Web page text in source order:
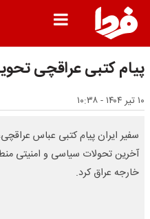
پیام کتبی عراقچی
۱۰ تیر ۱۴۰۴ - ۱۰:۳۸
سفیر ایران پیام کتبی عباس
آخرین تحولات سیاسی و امنیتی
خارجه عراق کرد.